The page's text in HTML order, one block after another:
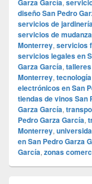
Garza García
diseño San Pedro
servicios de
servicios de
Monterrey, servicios
servicios legales en
Garza García,
Monterrey,
electrónicos en San
tiendas de vinos San
Garza García,
Pedro Garza García,
Monterrey,
en San Pedro Garza
García, zonas